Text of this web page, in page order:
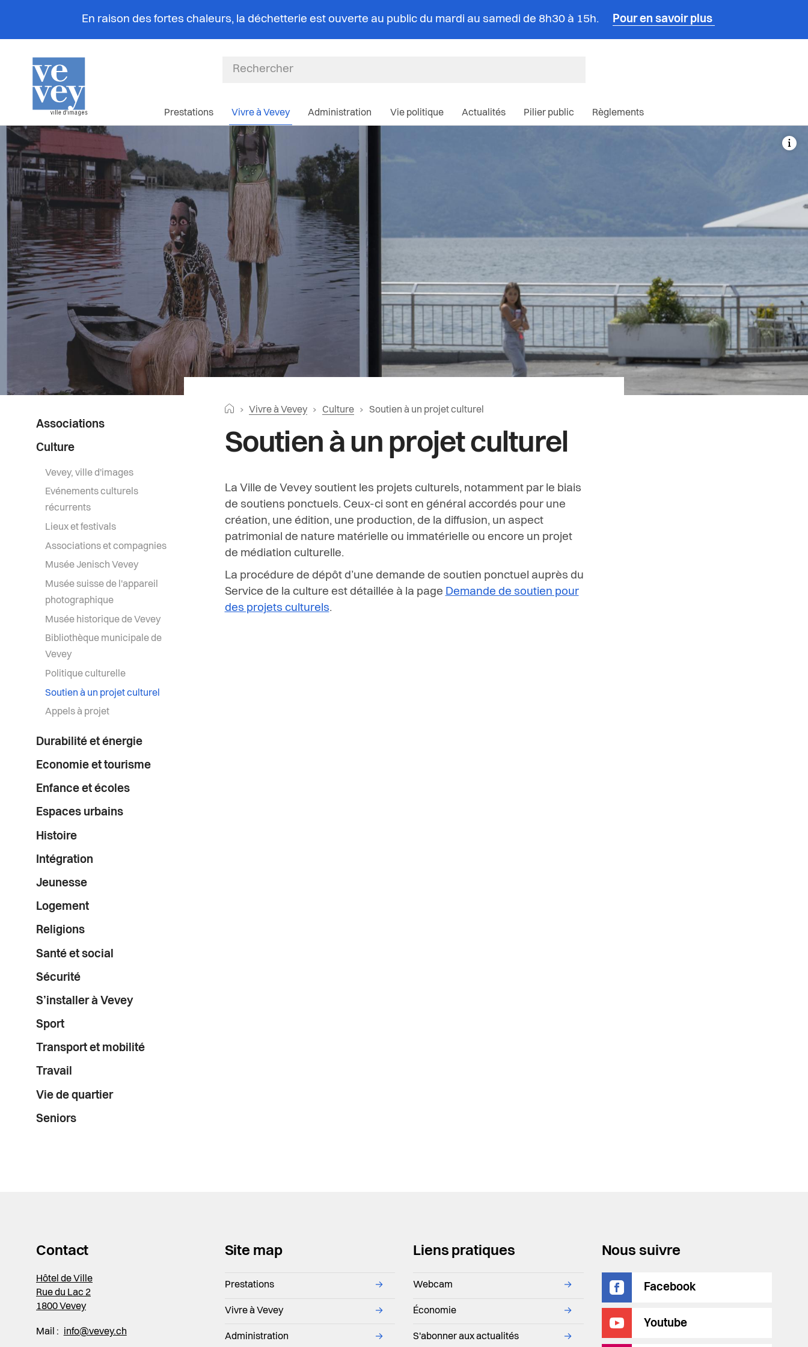
En raison des fortes chaleurs, la déchetterie est ouverte au public du mardi au samedi de 8h30 à 15h. Pour en savoir plus
Prestations Vivre à Vevey Administration Vie politique Actualités Pilier public Règlements
Fil
d'Ariane
Retourner vers la page d'accueil
Vivre à Vevey Culture Page actuelle:
Soutien à un projet culturel
Soutien à un projet culturel
La Ville de Vevey soutient les projets culturels, notamment par le biais
de soutiens ponctuels. Ceux-ci sont en général accordés pour une
création, une édition, une production, de la diffusion, un aspect
patrimonial de nature matérielle ou immatérielle ou encore un projet
de médiation culturelle.
La procédure de dépôt d’une demande de soutien ponctuel auprès du
Service de la culture est détaillée à la page Demande de soutien pour
des projets culturels.
Menu
latéral
Associations
Culture
Vevey, ville d'images
Evénements culturels
récurrents
Lieux et festivals
Associations et compagnies
Musée Jenisch Vevey
Musée suisse de l'appareil
photographique
Musée historique de Vevey
Bibliothèque municipale de
Vevey
Politique culturelle
Soutien à un projet culturel
Appels à projet
Durabilité et énergie
Economie et tourisme
Enfance et écoles
Espaces urbains
Histoire
Intégration
Jeunesse
Logement
Religions
Santé et social
Sécurité
S’installer à Vevey
Sport
Transport et mobilité
Travail
Vie de quartier
Seniors
Contact
Hôtel de Ville
Rue du Lac 2
1800 Vevey
Mail : info@vevey.ch
Site map
Prestations →
Vivre à Vevey →
Administration →
Liens pratiques
Webcam →
Économie →
S'abonner aux actualités →
Nous suivre
Facebook
Youtube